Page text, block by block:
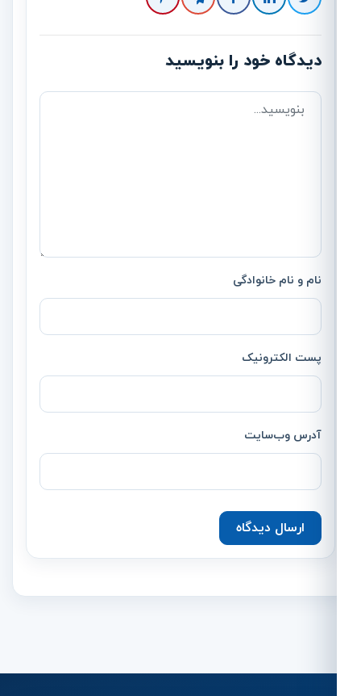
دیدگاه خود را بنویسید
نام و نام خانوادگی
پست الکترونیک
آدرس وب‌سایت
ارسال دیدگاه